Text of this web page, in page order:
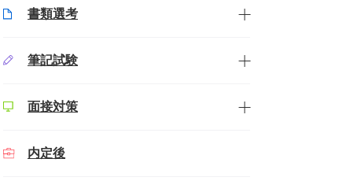
書類選考
筆記試験
面接対策
内定後